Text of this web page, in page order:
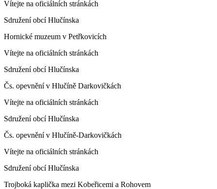
Vítejte na oficiálních stránkách
Sdružení obcí Hlučínska
Hornické muzeum v Petřkovicích
Vítejte na oficiálních stránkách
Sdružení obcí Hlučínska
Čs. opevnění v Hlučíně Darkovičkách
Vítejte na oficiálních stránkách
Sdružení obcí Hlučínska
Čs. opevnění v Hlučíně-Darkovičkách
Vítejte na oficiálních stránkách
Sdružení obcí Hlučínska
Trojboká kaplička mezi Kobeřicemi a Rohovem